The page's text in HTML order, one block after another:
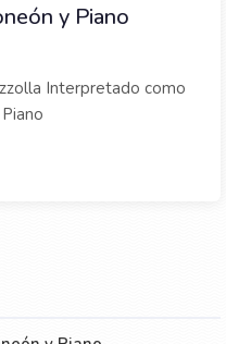
y Piano
Interpretado como